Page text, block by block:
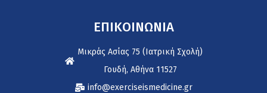
ΕΠΙΚΟΙΝΩΝΙΑ
Μικράς Ασίας 75 (Ιατρική Σχολή)
Γουδή, Αθήνα 11527
info@exerciseismedicine.gr